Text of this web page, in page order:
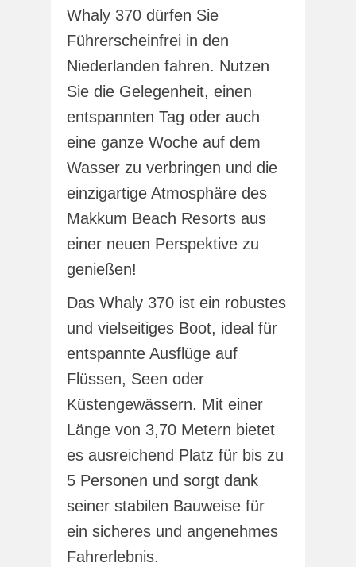
Whaly 370 dürfen Sie
Führerscheinfrei in den
Niederlanden fahren. Nutzen
Sie die Gelegenheit, einen
entspannten Tag oder auch
eine ganze Woche auf dem
Wasser zu verbringen und die
einzigartige Atmosphäre des
Makkum Beach Resorts aus
einer neuen Perspektive zu
genießen!
Das Whaly 370 ist ein robustes
und vielseitiges Boot, ideal für
entspannte Ausflüge auf
Flüssen, Seen oder
Küstengewässern. Mit einer
Länge von 3,70 Metern bietet
es ausreichend Platz für bis zu
5 Personen und sorgt dank
seiner stabilen Bauweise für
ein sicheres und angenehmes
Fahrerlebnis.